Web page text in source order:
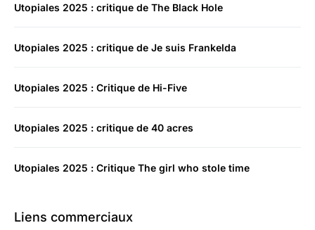
Utopiales 2025 : critique de The Black Hole
Utopiales 2025 : critique de Je suis Frankelda
Utopiales 2025 : Critique de Hi-Five
Utopiales 2025 : critique de 40 acres
Utopiales 2025 : Critique The girl who stole time
Liens commerciaux